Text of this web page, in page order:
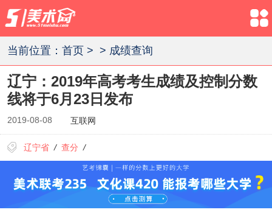
当前位置： 首页> > 成绩查询
辽宁：2019年高考考生成绩及控制分数
线将于6月23日发布
2019-08-08 互联网
辽宁省 / 查分 /